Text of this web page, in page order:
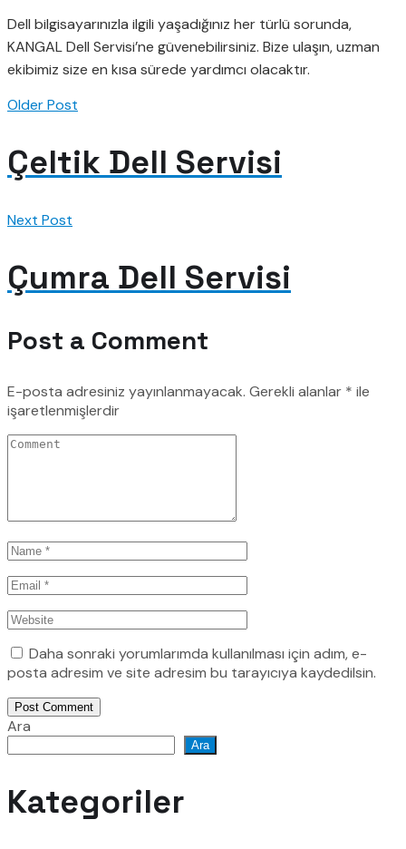
Dell bilgisayarınızla ilgili yaşadığınız her türlü sorunda,
KANGAL Dell Servisi’ne güvenebilirsiniz. Bize ulaşın, uzman
ekibimiz size en kısa sürede yardımcı olacaktır.
Older Post
Çeltik Dell Servisi
Next Post
Çumra Dell Servisi
Post a Comment
E-posta adresiniz yayınlanmayacak. Gerekli alanlar * ile
işaretlenmişlerdir
Daha sonraki yorumlarımda kullanılması için adım, e-
posta adresim ve site adresim bu tarayıcıya kaydedilsin.
Post Comment
Ara
Ara
Kategoriler